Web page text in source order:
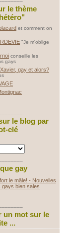
le thème
et comment on
"Je m'oblige
conseille les
gays
gay et alors?
le blog par
clé
gay
un mot sur le
...